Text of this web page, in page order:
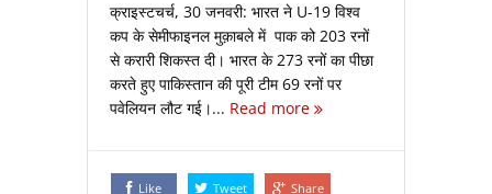
क्राइस्टचर्च, 30 जनवरी: भारत ने U-19 विश्व
कप के सेमीफाइनल मुक़ाबले में पाक को 203 रनों
से करारी शिकस्त दी। भारत के 273 रनों का पीछा
करते हुए पाकिस्तान की पूरी टीम 69 रनों पर
पवेलियन लौट गई।... Read more
Like Tweet Share